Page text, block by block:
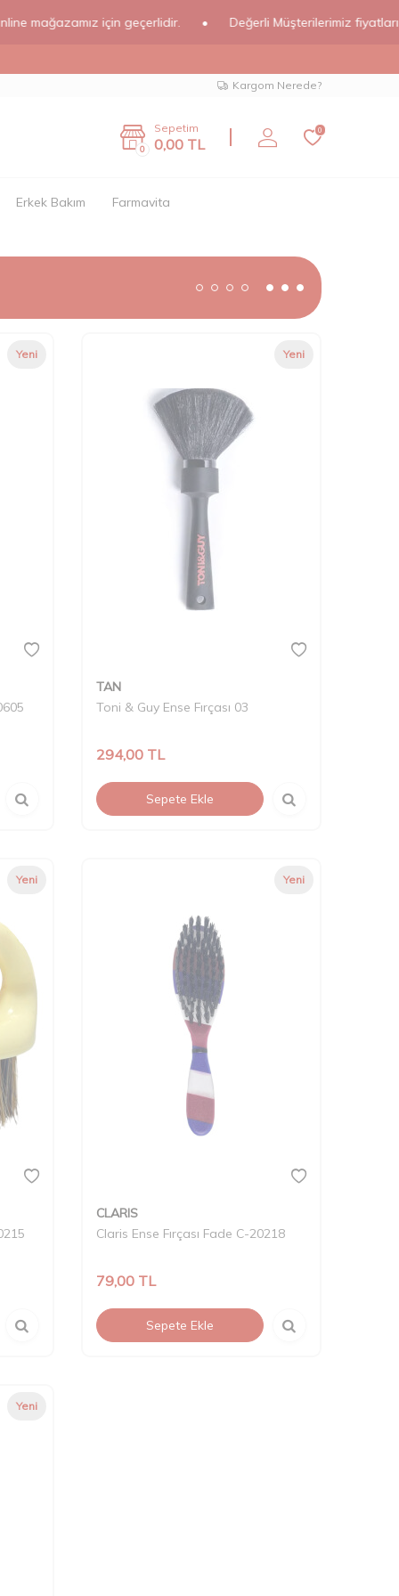
için geçerlidir. • Değerli Müşterilerimiz fiyatlarımız
Kargom Nerede?
0
Sepetim
0,00 TL
0
Erkek Bakım Farmavita
Yeni Yeni
TAN
Toni & Guy Ense Fırçası 03
294,00TL
Sepete Ekle
Yeni Yeni
CLARIS
Claris Ense Fırçası Fade C-20218
79,00TL
Sepete Ekle
Yeni